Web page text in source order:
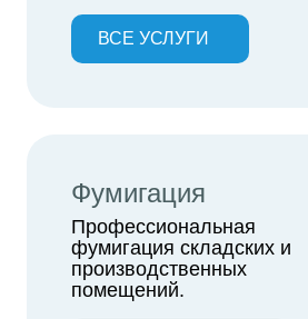
ВСЕ УСЛУГИ
Фумигация
Профессиональная
фумигация складских и
производственных
помещений.